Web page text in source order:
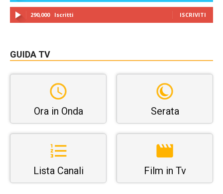
290,000 Iscritti ISCRIVITI
GUIDA TV
Ora in Onda Serata
Lista Canali Film in Tv